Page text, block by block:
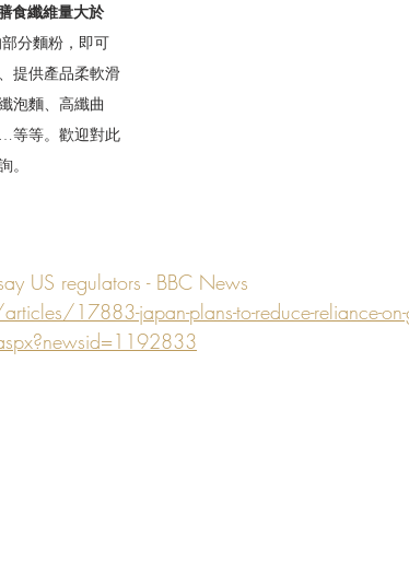
食纖維量大於
分麵粉，即可
提供產品柔軟滑
泡麵、高纖曲
等等。歡迎對此
。
US regulators - BBC News
17883-japan-plans-to-reduce-reliance-on-